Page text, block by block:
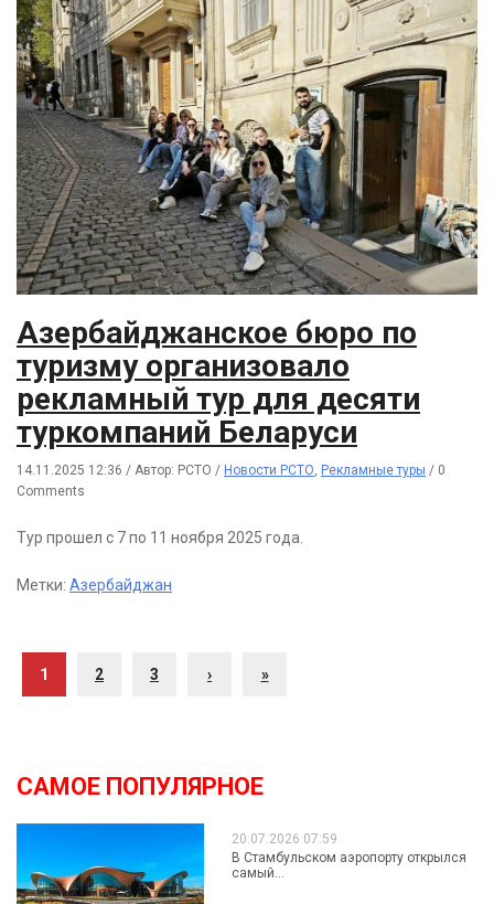
Азербайджанское бюро по
туризму организовало
рекламный тур для десяти
туркомпаний Беларуси
14.11.2025 12:36 / Автор: РСТО / Новости РСТО, Рекламные туры / 0
Comments
Тур прошел с 7 по 11 ноября 2025 года.
Метки: Азербайджан
1 2 3 › »
САМОЕ ПОПУЛЯРНОЕ
20.07.2026 07:59
В Стамбульском аэропорту открылся
самый...